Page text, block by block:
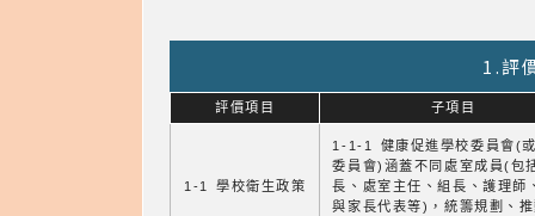
1.評
評價項目 子項目
1-1 學校衛生政策
1-1-1 健康促進學校委員會(
委員會)涵蓋不同處室成員(包
長、處室主任、組長、護理師
與家長代表等)，統籌規劃、